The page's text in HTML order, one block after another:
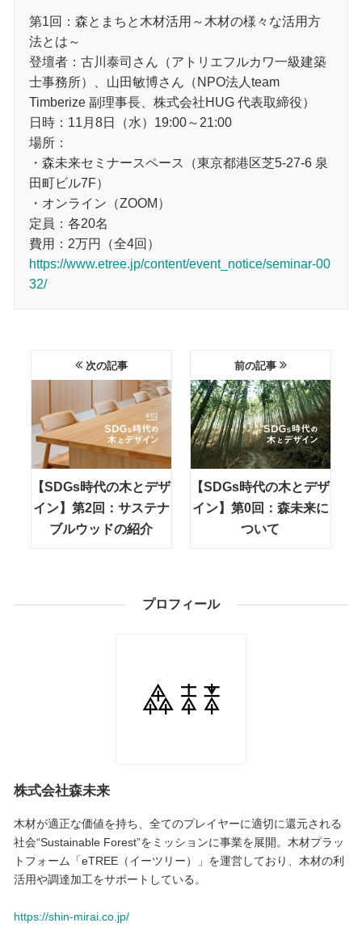
第1回：森とまちと木材活用～木材の様々な活用方
法とは～
登壇者：古川泰司さん（アトリエフルカワ一級建築
士事務所）、山田敏博さん（NPO法人team
Timberize 副理事長、株式会社HUG 代表取締役）
日時：11月8日（水）19:00～21:00
場所：
・森未来セミナースペース（東京都港区芝5-27-6 泉
田町ビル7F）
・オンライン（ZOOM）
定員：各20名
費用：2万円（全4回）
https://www.etree.jp/content/event_notice/seminar-00
32/
次の記事
【SDGs時代の木とデザ
イン】第2回：サステナ
ブルウッドの紹介
前の記事
【SDGs時代の木とデザ
イン】第0回：森未来に
ついて
プロフィール
株式会社森未来
木材が適正な価値を持ち、全てのプレイヤーに適切に還元される
社会“Sustainable Forest”をミッションに事業を展開。木材プラッ
トフォーム「eTREE（イーツリー）」を運営しており、木材の利
活用や調達加工をサポートしている。
https://shin-mirai.co.jp/